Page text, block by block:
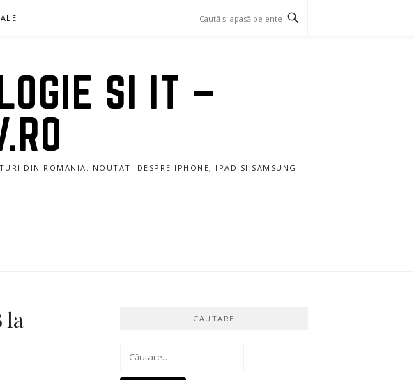
SI IT –
DIN ROMANIA. NOUTATI DESPRE IPHONE, IPAD SI SAMSUNG
la
CAUTARE
Caută